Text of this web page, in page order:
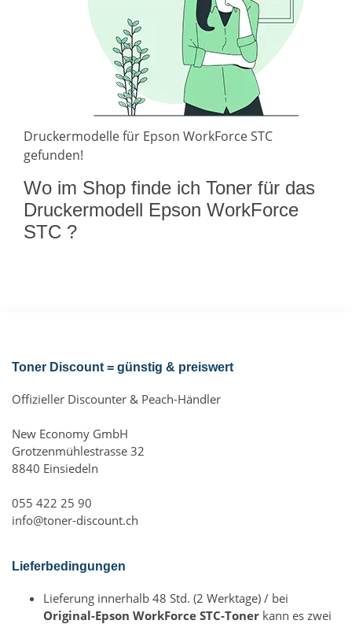
Druckermodelle für Epson WorkForce STC
gefunden!
Wo im Shop finde ich Toner für das
Druckermodell Epson WorkForce
STC ?
Toner Discount = günstig & preiswert
Offizieller Discounter & Peach-Händler
New Economy GmbH
Grotzenmühlestrasse 32
8840 Einsiedeln
055 422 25 90
info@toner-discount.ch
Lieferbedingungen
Lieferung innerhalb 48 Std. (2 Werktage) / bei
Original-Epson WorkForce STC-Toner kann es zwei